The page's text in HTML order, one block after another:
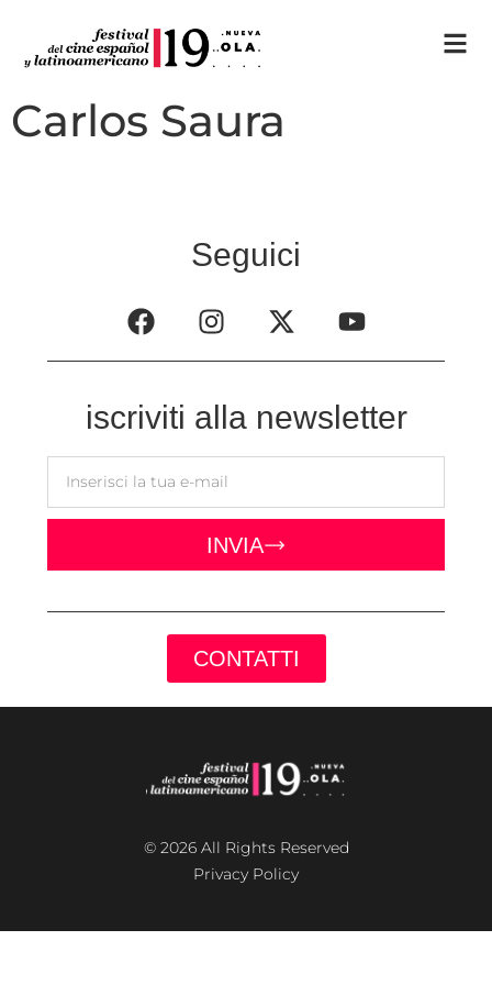
Carlos Saura
Seguici
iscriviti alla newsletter
INVIA
CONTATTI
© 2026 All Rights Reserved
Privacy Policy